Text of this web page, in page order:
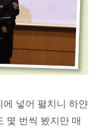
에 넣어 펼치니 하얀
몇 번씩 봤지만 매